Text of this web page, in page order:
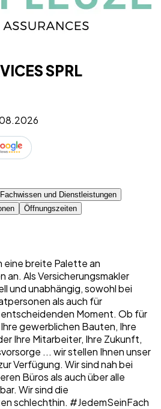
SPRL
Fachwissen und Dienstleistungen
Öffnungszeiten
eine breite Palette an
an. Als Versicherungsmakler
und unabhängig, sowohl bei
als auch für
Moment. Ob für
gewerblichen Bauten, Ihre
Ihre Mitarbeiter, Ihre Zukunft,
... wir stellen Ihnen unser
Verfügung. Wir sind nah bei
Büros als auch über alle
Wir sind die
schlechthin. #JedemSeinFach